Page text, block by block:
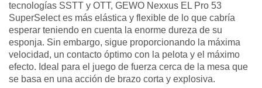
tecnologías SSTT y OTT, GEWO Nexxus EL Pro 53
SuperSelect es más elástica y flexible de lo que cabría
esperar teniendo en cuenta la enorme dureza de su
esponja. Sin embargo, sigue proporcionando la máxima
velocidad, un contacto óptimo con la pelota y el máximo
efecto. Ideal para el juego de fuerza cerca de la mesa que
se basa en una acción de brazo corta y explosiva.